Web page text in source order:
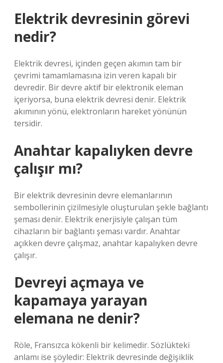
Elektrik devresinin görevi
nedir?
Elektrik devresi, içinden geçen akımın tam bir
çevrimi tamamlamasına izin veren kapalı bir
devredir. Bir devre aktif bir elektronik eleman
içeriyorsa, buna elektrik devresi denir. Elektrik
akımının yönü, elektronların hareket yönünün
tersidir.
Anahtar kapalıyken devre
çalışır mı?
Bir elektrik devresinin devre elemanlarının
sembollerinin çizilmesiyle oluşturulan şekle bağlantı
şeması denir. Elektrik enerjisiyle çalışan tüm
cihazların bir bağlantı şeması vardır. Anahtar
açıkken devre çalışmaz, anahtar kapalıyken devre
çalışır.
Devreyi açmaya ve
kapamaya yarayan
elemana ne denir?
Röle, Fransızca kökenli bir kelimedir. Sözlükteki
anlamı ise şöyledir: Elektrik devresinde değişiklik